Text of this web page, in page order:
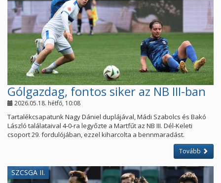
Gólgazdag, fontos siker az NB III-ban
2026.05.18. hétfő, 10:08
Tartalékcsapatunk Nagy Dániel duplájával, Mádi Szabolcs és Bakó
László találataival 4-0-ra legyőzte a Martfűt az NB III. Dél-Keleti
csoport 29. fordulójában, ezzel kiharcolta a bennmaradást.
Tovább
SZCSGA II.